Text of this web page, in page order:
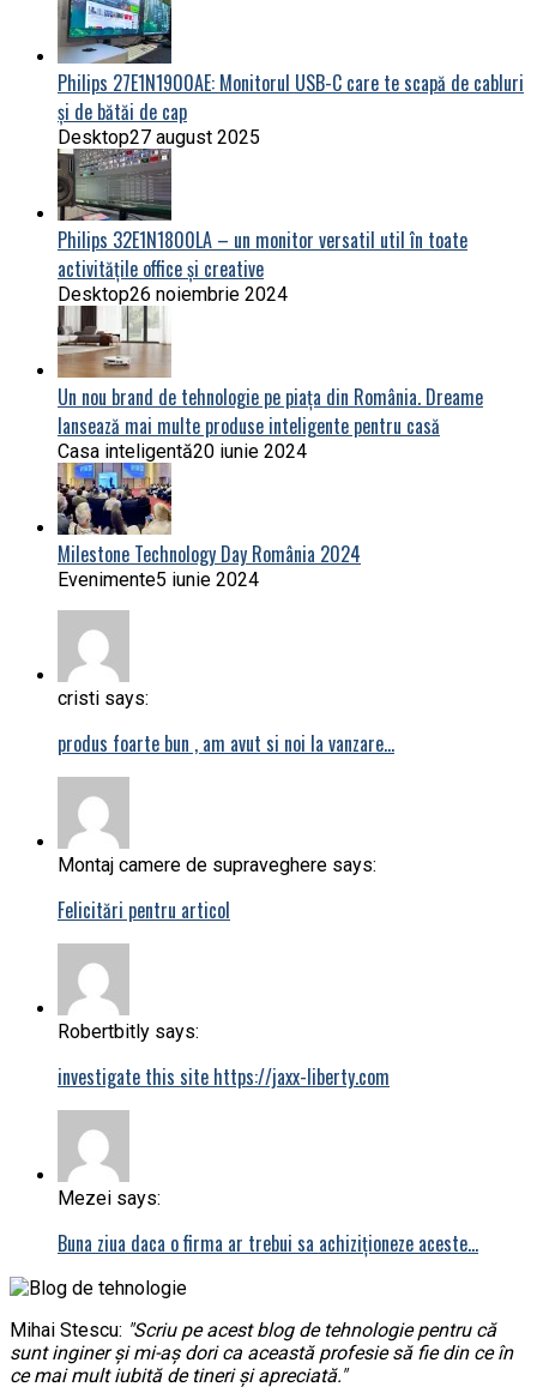
Philips 27E1N1900AE: Monitorul USB-C care te scapă de cabluri
și de bătăi de cap
Desktop27 august 2025
Philips 32E1N1800LA – un monitor versatil util în toate
activitățile office și creative
Desktop26 noiembrie 2024
Un nou brand de tehnologie pe piața din România. Dreame
lansează mai multe produse inteligente pentru casă
Casa inteligentă20 iunie 2024
Milestone Technology Day România 2024
Evenimente5 iunie 2024
cristi says:
produs foarte bun , am avut si noi la vanzare…
Montaj camere de supraveghere says:
Felicitări pentru articol
Robertbitly says:
investigate this site https://jaxx-liberty.com
Mezei says:
Buna ziua daca o firma ar trebui sa achiziționeze aceste…
Mihai Stescu: "Scriu pe acest blog de tehnologie pentru că
sunt inginer și mi-aș dori ca această profesie să fie din ce în
ce mai mult iubită de tineri și apreciată."